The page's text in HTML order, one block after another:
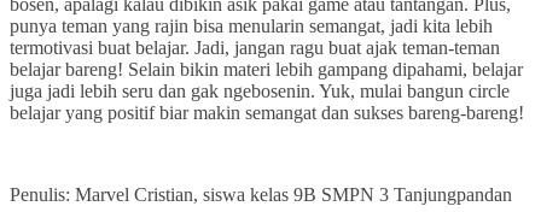
bosen, apalagi kalau dibikin asik pakai game atau tantangan. Plus,
punya teman yang rajin bisa menularin semangat, jadi kita lebih
termotivasi buat belajar. Jadi, jangan ragu buat ajak teman-teman
belajar bareng! Selain bikin materi lebih gampang dipahami, belajar
juga jadi lebih seru dan gak ngebosenin. Yuk, mulai bangun circle
belajar yang positif biar makin semangat dan sukses bareng-bareng!
Penulis: Marvel Cristian, siswa kelas 9B SMPN 3 Tanjungpandan